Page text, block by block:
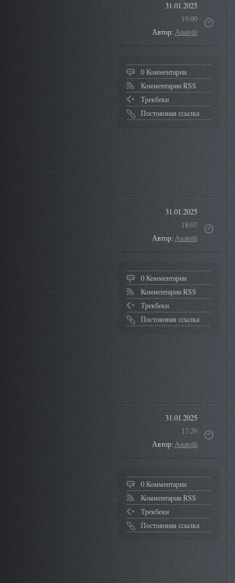
31.01.2025
19:00
Автор:Anatolii
0 Комментарии
Комментарии RSS
Трекбеки
Постоянная ссылка
31.01.2025
18:07
Автор:Anatolii
0 Комментарии
Комментарии RSS
Трекбеки
Постоянная ссылка
31.01.2025
17:29
Автор:Anatolii
0 Комментарии
Комментарии RSS
Трекбеки
Постоянная ссылка